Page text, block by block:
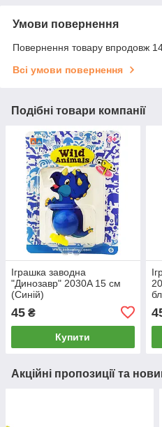
Умови повернення
Повернення товару впродовж
Всі умови повернення
Подібні товари компанії
Іграшка заводна
"Динозавр" 2030A 15 см
(Синій)
45 ₴
Купити
Акційні пропозиції та